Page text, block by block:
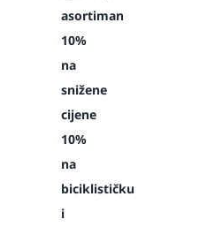
asortiman
10%
na
snižene
cijene
10%
na
biciklističku
i